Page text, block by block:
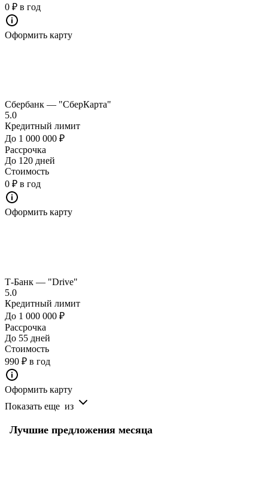
0 ₽ в год
Оформить карту
Сбербанк — "СберКарта"
5.0
Кредитный лимит
До 1 000 000 ₽
Рассрочка
До 120 дней
Стоимость
0 ₽ в год
Оформить карту
Т-Банк — "Drive"
5.0
Кредитный лимит
До 1 000 000 ₽
Рассрочка
До 55 дней
Стоимость
990 ₽ в год
Оформить карту
Показать еще из
Лучшие предложения месяца